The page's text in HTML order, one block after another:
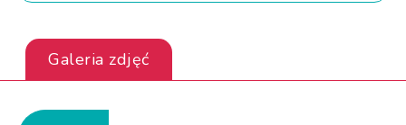
Galeria zdjęć